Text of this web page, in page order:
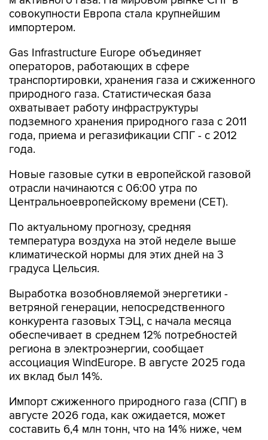
совокупности Европа стала крупнейшим
импортером.
Gas Infrastructure Europe объединяет
операторов, работающих в сфере
транспортировки, хранения газа и сжиженного
природного газа. Статистическая база
охватывает работу инфраструктуры
подземного хранения природного газа с 2011
года, приема и регазификации СПГ - с 2012
года.
Новые газовые сутки в европейской газовой
отрасли начинаются c 06:00 утра по
Центральноевропейскому времени (CET).
По актуальному прогнозу, средняя
температура воздуха на этой неделе выше
климатической нормы для этих дней на 3
градуса Цельсия.
Выработка возобновляемой энергетики -
ветряной генерации, непосредственного
конкурента газовых ТЭЦ, с начала месяца
обеспечивает в среднем 12% потребностей
региона в электроэнергии, сообщает
ассоциация WindEurope. В августе 2025 года
их вклад был 14%.
Импорт сжиженного природного газа (СПГ) в
августе 2026 года, как ожидается, может
составить 6,4 млн тонн, что на 14% ниже, чем